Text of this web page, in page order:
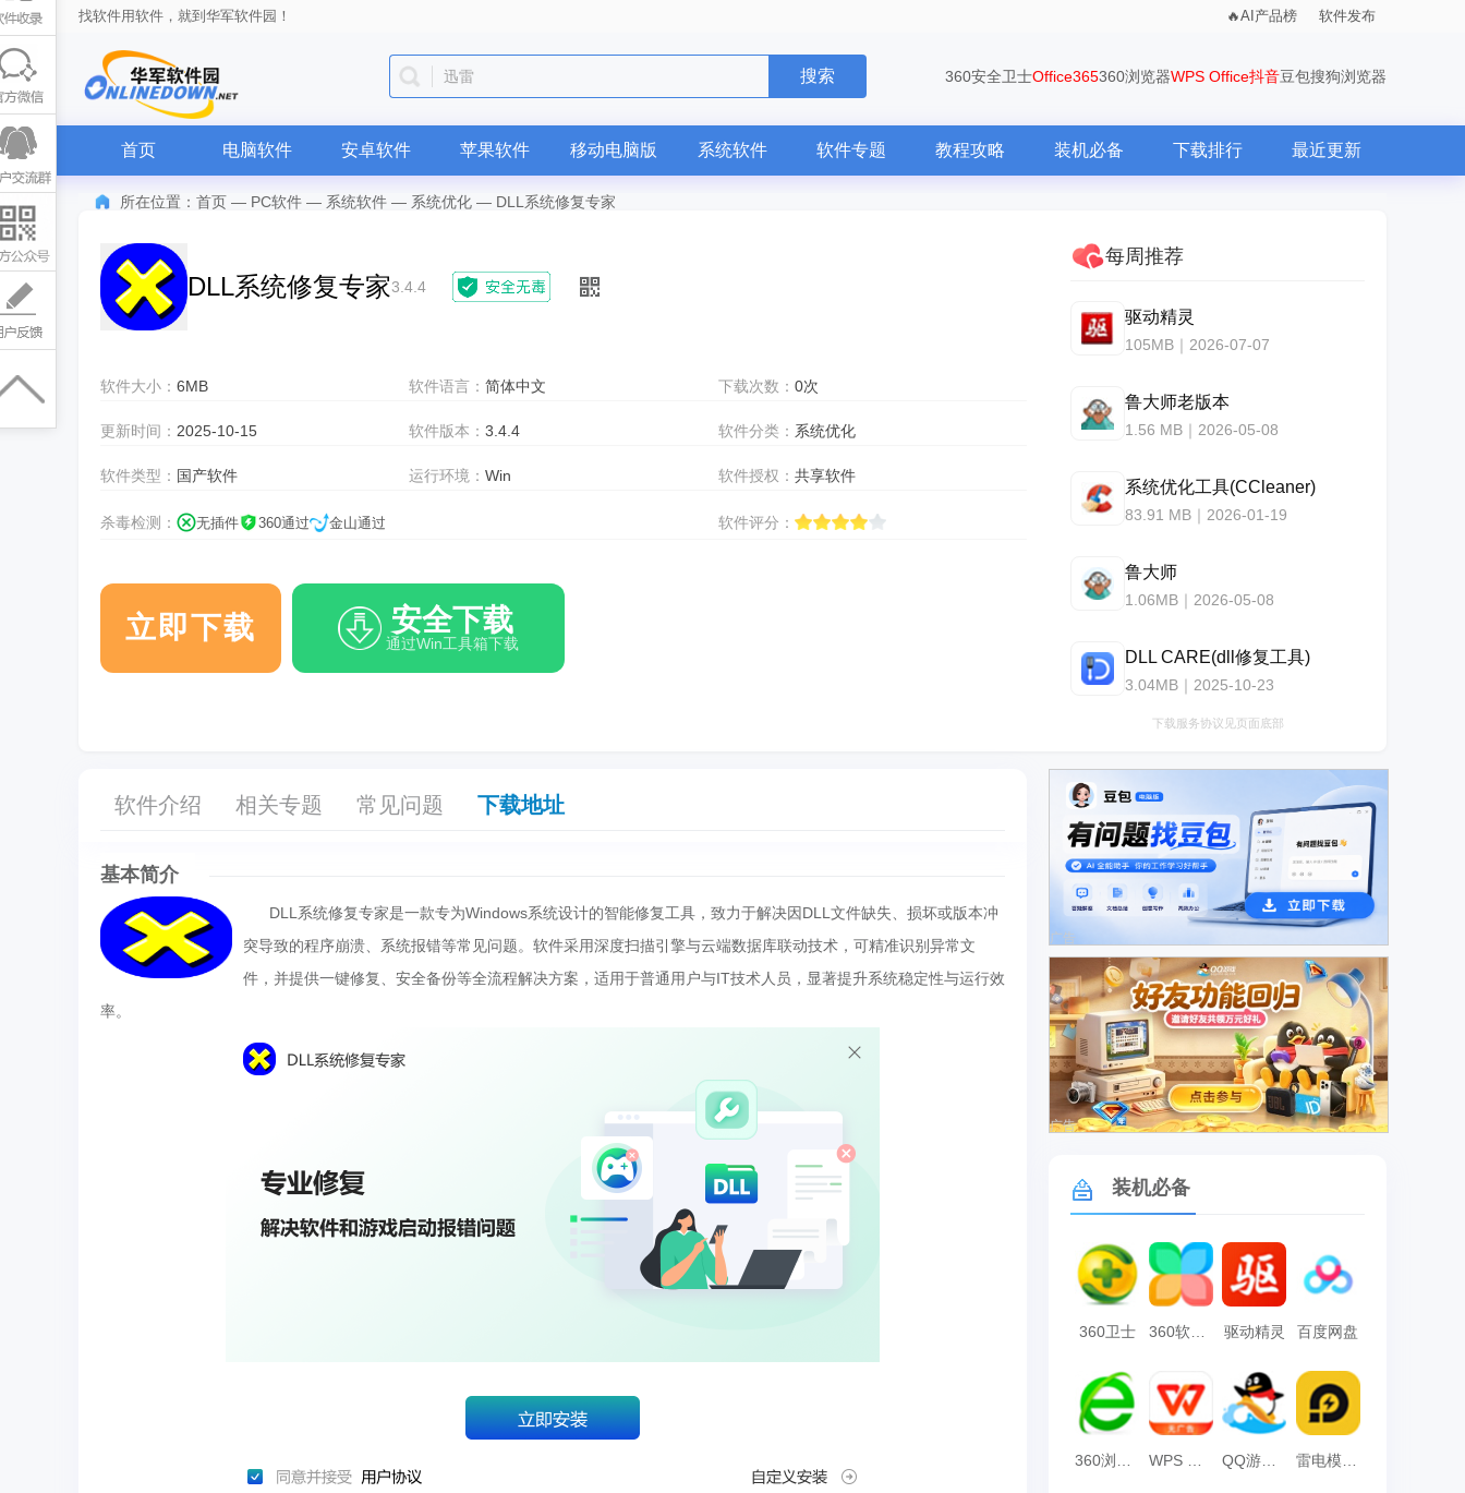
找软件用软件，就到华军软件园！ AI产品榜 软件发布
抖音 搜索 360安全卫士Office365360浏览器WPS Office抖音豆包搜狗浏览器
首页 电脑软件 安卓软件 苹果软件 移动电脑版 系统软件 软件专题 教程攻略 装机必备 下载排行 最近更新
所在位置： 首页 — PC软件 — 系统软件 — 系统优化 — DLL系统修复专家
DLL系统修复专家3.4.4
软件大小： 6MB 软件语言：简体中文 下载次数： 0次
更新时间： 2025-10-15 软件版本：3.4.4 软件分类： 系统优化
软件类型： 国产软件 运行环境：Win 软件授权： 共享软件
杀毒检测： 无插件 360通过 金山通过 软件评分：
立即下载 安全下载
通过Win工具箱下载
每周推荐
驱动精灵
105MB｜2026-07-07
鲁大师老版本
1.56 MB｜2026-05-08
系统优化工具(CCleaner)
83.91 MB｜2026-01-19
鲁大师
1.06MB｜2026-05-08
DLL CARE(dll修复工具)
3.04MB｜2025-10-23
下载服务协议见页面底部
软件介绍 相关专题 常见问题 下载地址
基本简介
DLL系统修复专家是一款专为Windows系统设计的智能修复工具，致力于解决因DLL文件缺失、损坏或版本冲
突导致的程序崩溃、系统报错等常见问题。软件采用深度扫描引擎与云端数据库联动技术，可精准识别异常文
件，并提供一键修复、安全备份等全流程解决方案，适用于普通用户与IT技术人员，显著提升系统稳定性与运行效
率。
广告
广告
装机必备
360卫士 360软件管家 驱动精灵 百度网盘
雷电模拟器